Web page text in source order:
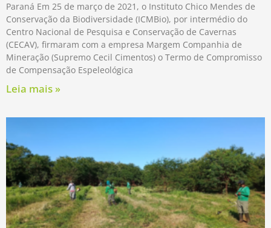
Paraná Em 25 de março de 2021, o Instituto Chico Mendes de
Conservação da Biodiversidade (ICMBio), por intermédio do
Centro Nacional de Pesquisa e Conservação de Cavernas
(CECAV), firmaram com a empresa Margem Companhia de
Mineração (Supremo Cecil Cimentos) o Termo de Compromisso
de Compensação Espeleológica
Leia mais »